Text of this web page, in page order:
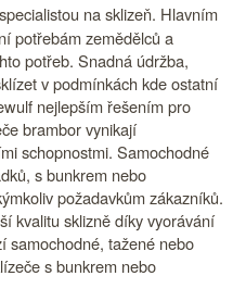
na sklizeň. Hlavním
potřebám zemědělců a
potřeb. Snadná údržba,
v podmínkách kde ostatní
nejlepším řešením pro
brambor vynikají
schopnostmi. Samochodné
s bunkrem nebo
požadavkům zákazníků.
kvalitu sklizně díky vyorávání
samochodné, tažené nebo
s bunkrem nebo